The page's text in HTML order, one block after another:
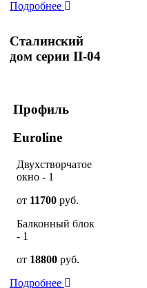
Подробнее
Сталинский
дом серии II-04
Профиль
Euroline
Двухстворчатое
окно - 1
от 11700 руб.
Балконный блок
- 1
от 18800 руб.
Подробнее